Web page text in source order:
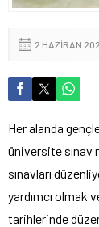
2 HAZIRAN
Her alanda
üniversite sınav
sınavları
yardımcı olmak
tarihlerinde